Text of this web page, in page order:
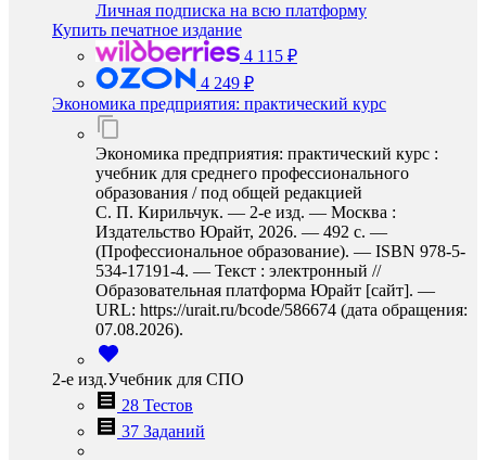
Личная подписка на всю платформу
Купить печатное издание
4 115 ₽
4 249 ₽
Экономика предприятия: практический курс
Экономика предприятия: практический курс :
учебник для среднего профессионального
образования / под общей редакцией
С. П. Кирильчук. — 2-е изд. — Москва :
Издательство Юрайт, 2026. — 492 с. —
(Профессиональное образование). — ISBN 978-5-
534-17191-4. — Текст : электронный //
Образовательная платформа Юрайт [сайт]. —
URL: https://urait.ru/bcode/586674 (дата обращения:
07.08.2026).
2-е изд.Учебник для СПО
28 Тестов
37 Заданий